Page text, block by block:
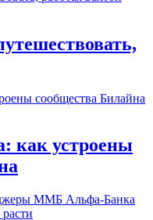
как устроены